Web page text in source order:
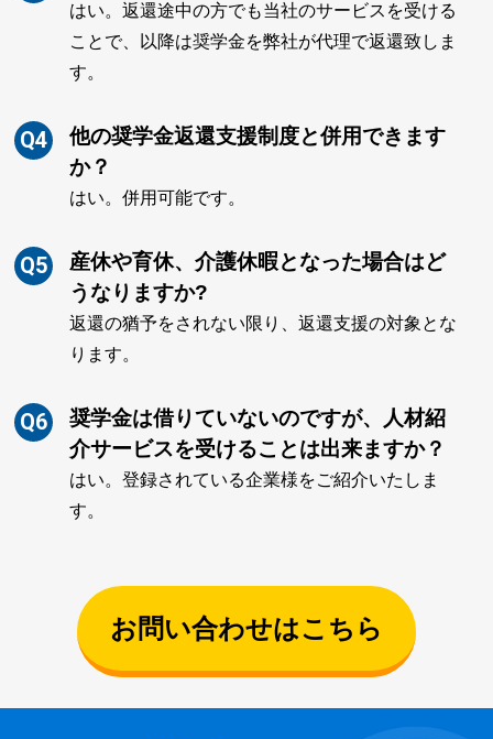
はい。返還途中の方でも当社のサービスを受ける
ことで、以降は奨学金を弊社が代理で返還致しま
す。
Q4
他の奨学金返還支援制度と併用できます
か？
はい。併用可能です。
Q5
産休や育休、介護休暇となった場合はど
うなりますか?
返還の猶予をされない限り、返還支援の対象とな
ります。
Q6
奨学金は借りていないのですが、人材紹
介サービスを受けることは出来ますか？
はい。登録されている企業様をご紹介いたしま
す。
お問い合わせはこちら